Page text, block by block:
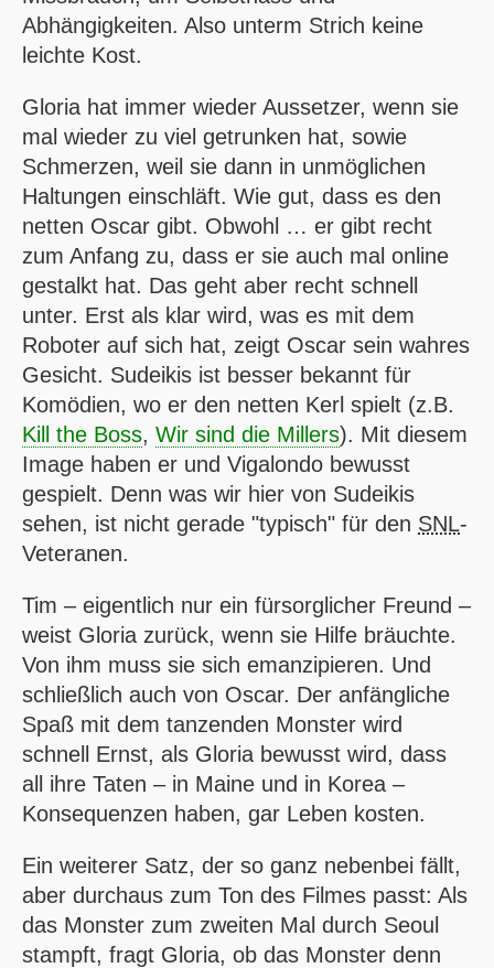
Abhängigkeiten. Also unterm Strich keine
leichte Kost.
Gloria hat immer wieder Aussetzer, wenn sie
mal wieder zu viel getrunken hat, sowie
Schmerzen, weil sie dann in unmöglichen
Haltungen einschläft. Wie gut, dass es den
netten Oscar gibt. Obwohl … er gibt recht
zum Anfang zu, dass er sie auch mal online
gestalkt hat. Das geht aber recht schnell
unter. Erst als klar wird, was es mit dem
Roboter auf sich hat, zeigt Oscar sein wahres
Gesicht. Sudeikis ist besser bekannt für
Komödien, wo er den netten Kerl spielt (z.B.
Kill the Boss, Wir sind die Millers). Mit diesem
Image haben er und Vigalondo bewusst
gespielt. Denn was wir hier von Sudeikis
sehen, ist nicht gerade "typisch" für den SNL-
Veteranen.
Tim – eigentlich nur ein fürsorglicher Freund –
weist Gloria zurück, wenn sie Hilfe bräuchte.
Von ihm muss sie sich emanzipieren. Und
schließlich auch von Oscar. Der anfängliche
Spaß mit dem tanzenden Monster wird
schnell Ernst, als Gloria bewusst wird, dass
all ihre Taten – in Maine und in Korea –
Konsequenzen haben, gar Leben kosten.
Ein weiterer Satz, der so ganz nebenbei fällt,
aber durchaus zum Ton des Filmes passt: Als
das Monster zum zweiten Mal durch Seoul
stampft, fragt Gloria, ob das Monster denn